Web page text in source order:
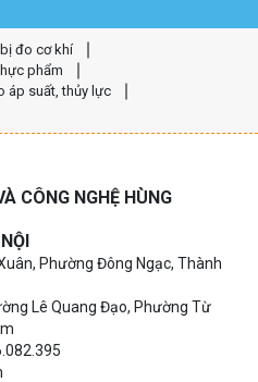
đo cơ khí
phẩm
áp suất, thủy lực
CÔNG NGHỆ HÙNG
Phường Đông Ngạc, Thành
Lê Quang Đạo, Phường Từ